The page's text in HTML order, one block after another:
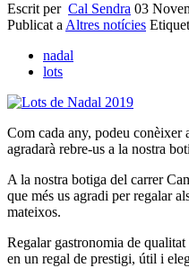
Escrit per Cal Sendra 03
Publicat a Altres notícies
nadal
lots
Com cada any, podeu conèixer
agradarà rebre-us a la nostra
A la nostra botiga del carrer
que més us agradi per regalar
mateixos.
Regalar gastronomia de
en un regal de prestigi, útil i